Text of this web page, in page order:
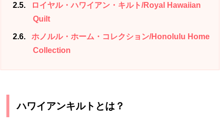
2.5
ロイヤル・ハワイアン・キルト/Royal Hawaiian
Quilt
2.6
ホノルル・ホーム・コレクション/Honolulu Home
Collection
ハワイアンキルトとは？